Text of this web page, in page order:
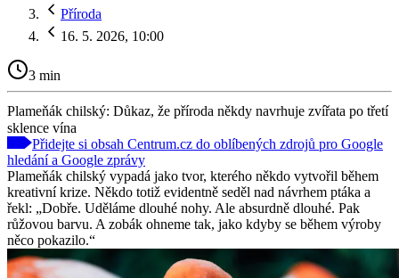
Příroda
16. 5. 2026, 10:00
3 min
Plameňák chilský: Důkaz, že příroda někdy navrhuje zvířata po třetí
sklence vína
Přidejte si obsah Centrum.cz do oblíbených zdrojů pro Google
hledání a Google zprávy
Plameňák chilský vypadá jako tvor, kterého někdo vytvořil během
kreativní krize. Někdo totiž evidentně seděl nad návrhem ptáka a
řekl: „Dobře. Uděláme dlouhé nohy. Ale absurdně dlouhé. Pak
růžovou barvu. A zobák ohneme tak, jako kdyby se během výroby
něco pokazilo.“